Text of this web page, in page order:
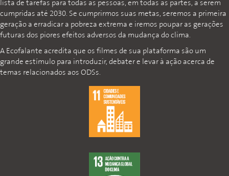
lista de tarefas para todas as pessoas, em todas as partes, a serem
cumpridas até 2030. Se cumprirmos suas metas, seremos a primeira
geração a erradicar a pobreza extrema e iremos poupar as gerações
futuras dos piores efeitos adversos da mudança do clima.
A Ecofalante acredita que os filmes de sua plataforma são um
grande estímulo para introduzir, debater e levar à ação acerca de
temas relacionados aos ODSs.